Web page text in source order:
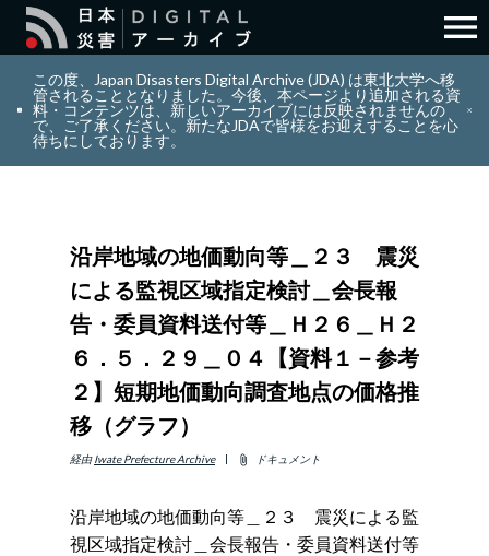
search 検索
layers コレクション
info_outline リソース
アバウト
ENGLISH 日本語
menu
この度、Japan Disasters Digital Archive (JDA) は東北大学へ移
管されることとなりました。今後、本ページより追加される資
料・コンテンツは、新しいアーカイブには反映されませんの
で、ご了承ください。新たなJDAで皆様をお迎えすることを心
待ちにしております。
沿岸地域の地価動向等＿２３ 震災
による監視区域指定検討＿会長報
告・委員資料送付等＿Ｈ２６＿Ｈ２
６．５．２９＿０４【資料１－参考
２】短期地価動向調査地点の価格推
移（グラフ）
経由 Iwate Prefecture Archive attach_file ドキュメント
沿岸地域の地価動向等＿２３ 震災による監
視区域指定検討＿会長報告・委員資料送付等